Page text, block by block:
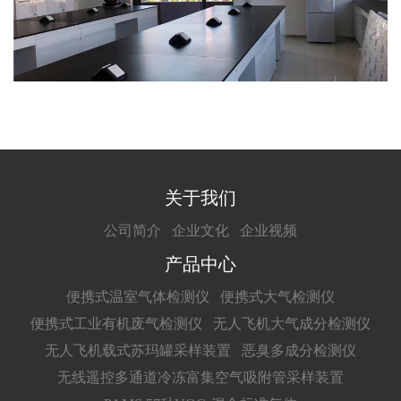
关于我们
公司简介 企业文化 企业视频
产品中心
便携式温室气体检测仪
便携式大气检测仪
便携式工业有机废气检测仪
无人飞机大气成分检测仪
无人飞机载式苏玛罐采样装置
恶臭多成分检测仪
无线遥控多通道冷冻富集空气吸附管采样装置